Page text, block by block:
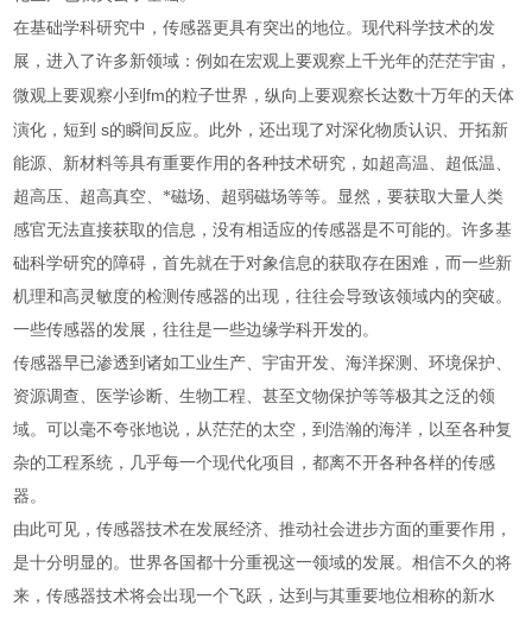
在基础学科研究中，传感器更具有突出的地位。现代科学技术的发
展，进入了许多新领域：例如在宏观上要观察上千光年的茫茫宇宙，
微观上要观察小到fm的粒子世界，纵向上要观察长达数十万年的天体
演化，短到 s的瞬间反应。此外，还出现了对深化物质认识、开拓新
能源、新材料等具有重要作用的各种技术研究，如超高温、超低温、
超高压、超高真空、*磁场、超弱磁场等等。显然，要获取大量人类
感官无法直接获取的信息，没有相适应的传感器是不可能的。许多基
础科学研究的障碍，首先就在于对象信息的获取存在困难，而一些新
机理和高灵敏度的检测传感器的出现，往往会导致该领域内的突破。
一些传感器的发展，往往是一些边缘学科开发的。
传感器早已渗透到诸如工业生产、宇宙开发、海洋探测、环境保护、
资源调查、医学诊断、生物工程、甚至文物保护等等极其之泛的领
域。可以毫不夸张地说，从茫茫的太空，到浩瀚的海洋，以至各种复
杂的工程系统，几乎每一个现代化项目，都离不开各种各样的传感
器。
由此可见，传感器技术在发展经济、推动社会进步方面的重要作用，
是十分明显的。世界各国都十分重视这一领域的发展。相信不久的将
来，传感器技术将会出现一个飞跃，达到与其重要地位相称的新水